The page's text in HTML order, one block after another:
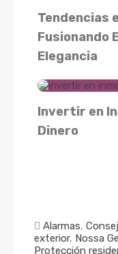
Tendencias
Fusionando
Elegancia
Invertir en
Dinero
Alarmas,
exterior, Nossa
Protección